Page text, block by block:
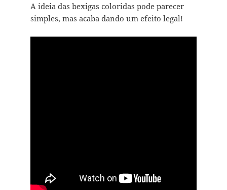
A ideia das bexigas coloridas pode parecer
simples, mas acaba dando um efeito legal!